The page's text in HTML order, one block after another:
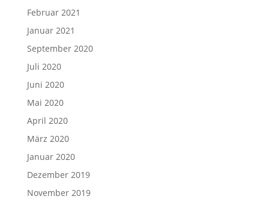
Februar 2021
Januar 2021
September 2020
Juli 2020
Juni 2020
Mai 2020
April 2020
März 2020
Januar 2020
Dezember 2019
November 2019